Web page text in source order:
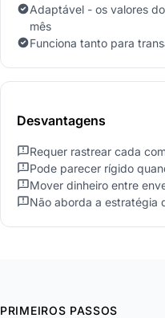
Adaptável - os valores
mês
Funciona tanto para
Desvantagens
Requer rastrear cada
Pode parecer rígido
Mover dinheiro entre
Não aborda a estratégia
PRIMEIROS PASSOS